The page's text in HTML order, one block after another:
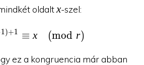
oldalt x
x-szel:
x^{n\cdot (r-1) +
1)+1 ≡ x (mod r)
ez a kongruencia már abban